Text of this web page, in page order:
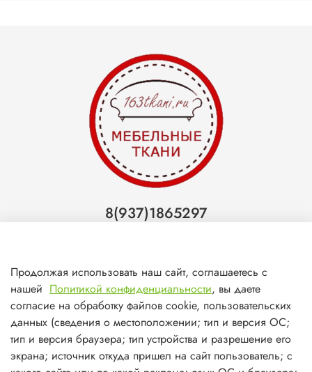
8(937)1865297
Самара (ТЦ МегаМебель)
8(927)7360008
Самара (ст.м. Победа)
Продолжая использовать наш сайт, соглашаетесь с
нашей Политикой конфиденциальности, вы даете
согласие на обработку файлов cookie, пользовательских
данных (сведения о местоположении; тип и версия ОС;
тип и версия браузера; тип устройства и разрешение его
экрана; источник откуда пришел на сайт пользователь; с